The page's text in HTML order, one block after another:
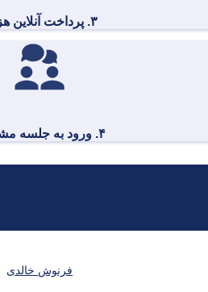
۳. پرداخت آنلاین هزینه
۴. ورود به جلسه مشاوره
فرنوش خالدی